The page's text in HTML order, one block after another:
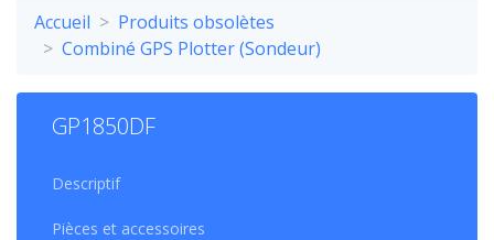
Accueil
Produits obsolètes
Combiné GPS Plotter (Sondeur)
GP1850DF
Descriptif
Pièces et accessoires